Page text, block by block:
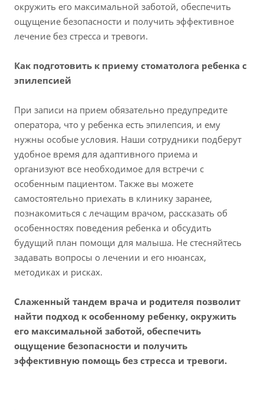
окружить его максимальной заботой, обеспечить
ощущение безопасности и получить эффективное
лечение без стресса и тревоги.
Как подготовить к приему стоматолога ребенка с
эпилепсией
При записи на прием обязательно предупредите
оператора, что у ребенка есть эпилепсия, и ему
нужны особые условия. Наши сотрудники подберут
удобное время для адаптивного приема и
организуют все необходимое для встречи с
особенным пациентом. Также вы можете
самостоятельно приехать в клинику заранее,
познакомиться с лечащим врачом, рассказать об
особенностях поведения ребенка и обсудить
будущий план помощи для малыша. Не стесняйтесь
задавать вопросы о лечении и его нюансах,
методиках и рисках.
Слаженный тандем врача и родителя позволит
найти подход к особенному ребенку, окружить
его максимальной заботой, обеспечить
ощущение безопасности и получить
эффективную помощь без стресса и тревоги.